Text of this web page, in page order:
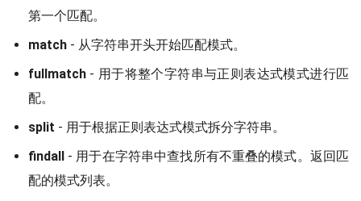
第一个匹配。
match - 从字符串开头开始匹配模式。
fullmatch - 用于将整个字符串与正则表达式模式进行匹
配。
split - 用于根据正则表达式模式拆分字符串。
findall - 用于在字符串中查找所有不重叠的模式。返回匹
配的模式列表。